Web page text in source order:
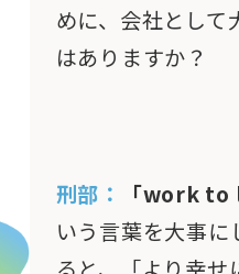
めに、会社として
はありますか？
刑部： 「work
いう言葉を大事に